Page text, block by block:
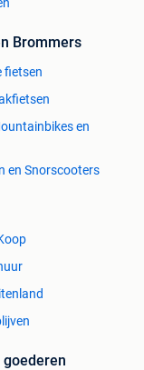
gratis toegang
voor
– stream waar
slimme
wil
Quad-Core
Brommers
fietsen
en
en Snorscooters